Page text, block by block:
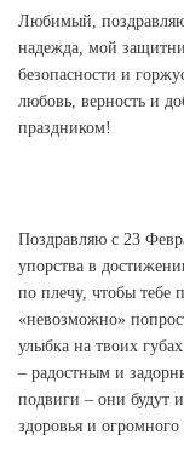
Любимый, поздравляю
надежда, мой
безопасности и
любовь, верность и
праздником!
Поздравляю с 23
упорства в
по плечу, чтобы тебе
«невозможно»
улыбка на твоих
– радостным и
подвиги – они будут
здоровья и огромного